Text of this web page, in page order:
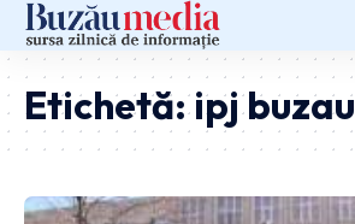
Etichetă:ipj buzau